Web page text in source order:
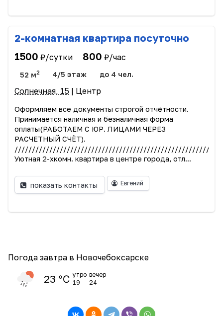
2-комнатная квартира посуточно
1500 ₽/сутки 800 ₽/час
52 м2 4/5 этаж до 4 чел.
Солнечная, 15 | Центр
Оформляем все документы строгой отчётности.
Принимается наличная и безналичная форма
оплаты(РАБОТАЕМ С ЮР. ЛИЦАМИ ЧЕРЕЗ
РАСЧЕТНЫЙ СЧЁТ).
Уютная 2-хкомн. квартира в центре города, отл...
показать контакты Евгений
Погода завтра в Новочебоксарске
23 ℃ утро
19
вечер
24